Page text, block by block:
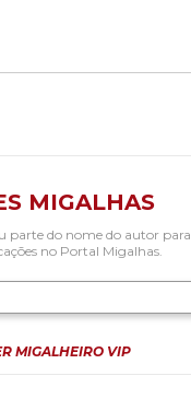
MIGALHAS
parte do nome do autor para
no Portal Migalhas.
MIGALHEIRO VIP